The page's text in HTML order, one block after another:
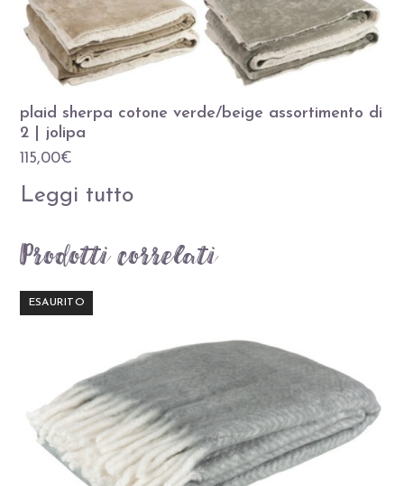
plaid sherpa cotone verde/beige assortimento di
2 | jolipa
115,00€
Leggi tutto
Prodotti correlati
ESAURITO